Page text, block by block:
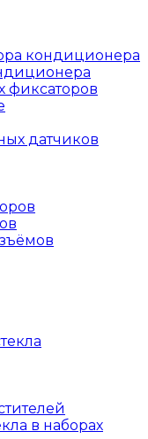
кондиционера
фиксаторов
датчиков
в наборах